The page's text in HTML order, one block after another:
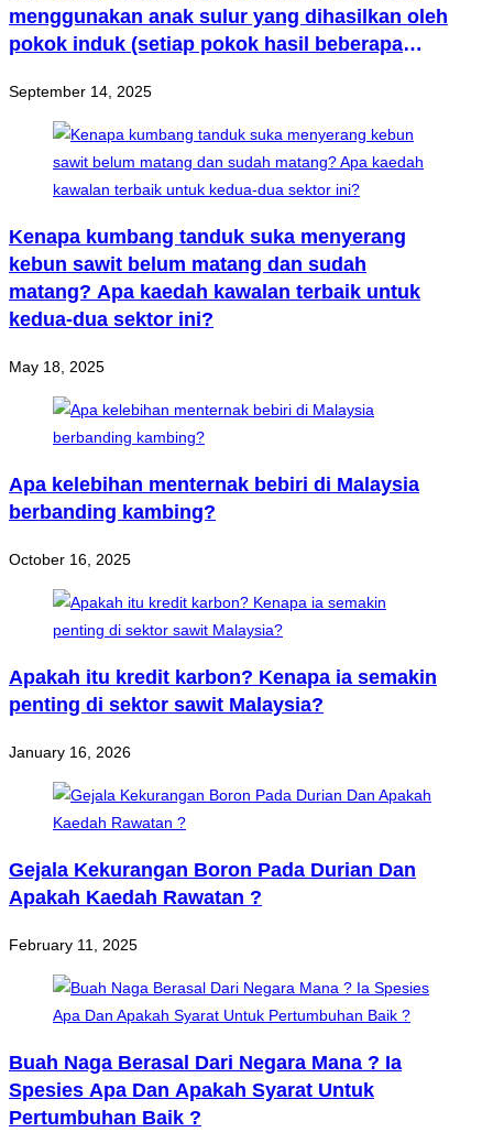
menggunakan anak sulur yang dihasilkan oleh
pokok induk (setiap pokok hasil beberapa
menjalankan penanaman pusingan kedua.
Beginilah seterusnya. Dalam tempoh lebih
kurang 5 tahun, berapa keluasan tanaman
akan dicapai?
September 14, 2025
Kenapa kumbang tanduk suka menyerang
kebun sawit belum matang dan sudah
matang? Apa kaedah kawalan terbaik untuk
kedua-dua sektor ini?
May 18, 2025
Apa kelebihan menternak bebiri di Malaysia
berbanding kambing?
October 16, 2025
Apakah itu kredit karbon? Kenapa ia semakin
penting di sektor sawit Malaysia?
January 16, 2026
Gejala Kekurangan Boron Pada Durian Dan
Apakah Kaedah Rawatan ?
February 11, 2025
Buah Naga Berasal Dari Negara Mana ? Ia
Spesies Apa Dan Apakah Syarat Untuk
Pertumbuhan Baik ?